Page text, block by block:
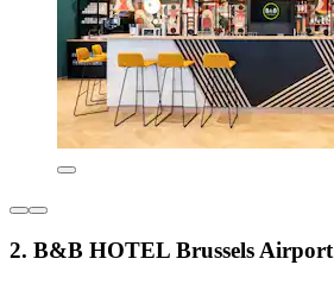
2. B&B HOTEL Brussels Airport